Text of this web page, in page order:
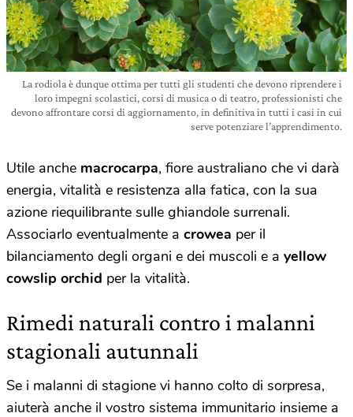
La rodiola è dunque ottima per tutti gli studenti che devono riprendere i
loro impegni scolastici, corsi di musica o di teatro, professionisti che
devono affrontare corsi di aggiornamento, in definitiva in tutti i casi in cui
serve potenziare l’apprendimento.
Utile anche macrocarpa, fiore australiano che vi darà
energia, vitalità e resistenza alla fatica, con la sua
azione riequilibrante sulle ghiandole surrenali.
Associarlo eventualmente a crowea per il
bilanciamento degli organi e dei muscoli e a yellow
cowslip orchid per la vitalità.
Rimedi naturali contro i malanni
stagionali autunnali
Se i malanni di stagione vi hanno colto di sorpresa,
aiuterà anche il vostro sistema immunitario insieme a